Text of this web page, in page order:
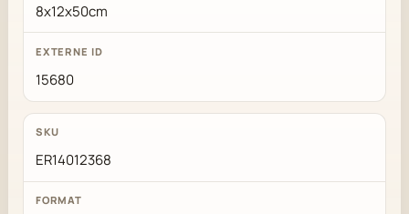
8x12x50cm
15680
ER14012368